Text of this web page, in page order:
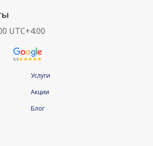
UTC+4:00
Услуги
Акции
Блог